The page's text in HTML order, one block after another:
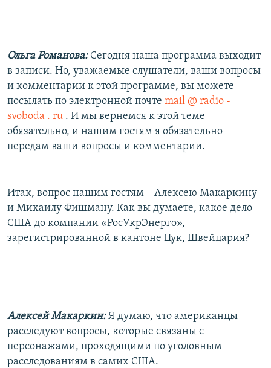
Ольга Романова: Сегодня наша программа выходит
в записи. Но, уважаемые слушатели, ваши вопросы
и комментарии к этой программе, вы можете
посылать по электронной почте mail @ radio -
svoboda . ru . И мы вернемся к этой теме
обязательно, и нашим гостям я обязательно
передам ваши вопросы и комментарии.
Итак, вопрос нашим гостям – Алексею Макаркину
и Михаилу Фишману. Как вы думаете, какое дело
США до компании «РосУкрЭнерго»,
зарегистрированной в кантоне Цук, Швейцария?
Алексей Макаркин: Я думаю, что американцы
расследуют вопросы, которые связаны с
персонажами, проходящими по уголовным
расследованиям в самих США.